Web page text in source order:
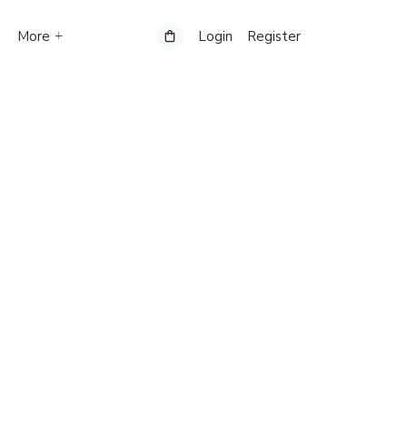
More Login Register